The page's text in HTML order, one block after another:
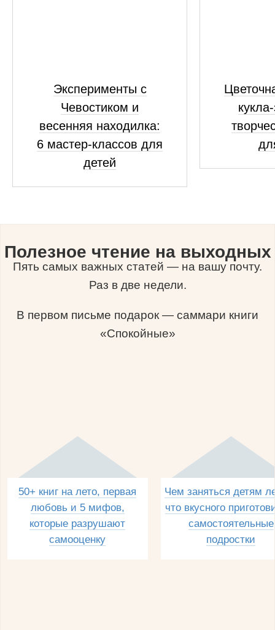
Эксперименты с
Чевостиком и
весенняя находилка:
6 мастер-классов для
детей
Полезное чтение на выходных
Пять самых важных статей — на вашу почту.
Раз в две недели.
В первом письме подарок — саммари книги
«Спокойные»
50+ книг на лето, первая
любовь и 5 мифов,
которые разрушают
самооценку
Чем заняться детям
что вкусного
самостоятельные
подростки